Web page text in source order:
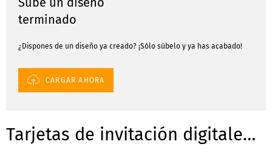
terminado
¿Dispones de un diseño ya creado? ¡Sólo súbelo y ya has acabado!
CARGAR AHORA
Tarjetas de invitación digitales - Plantillas para ocasiones